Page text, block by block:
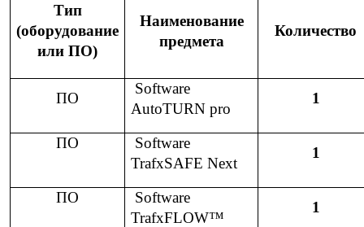
Тип
(оборудование
или ПО)
Наименование
предмета
Количество
ПО
Software
AutoTURN pro
1
ПО
Software
TrafxSAFE Next
1
ПО
Software
TrafxFLOW™
1